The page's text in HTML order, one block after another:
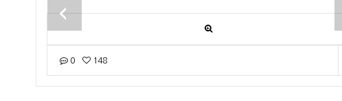
0 148